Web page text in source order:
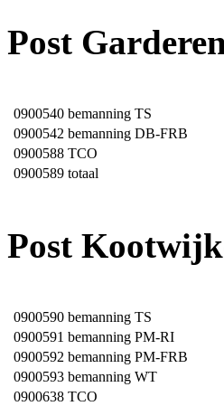
Post
0900540 bemanning TS
0900542 bemanning DB-FRB
0900588 TCO
0900589 totaal
Post
0900590 bemanning TS
0900591 bemanning PM-RI
0900592 bemanning PM-FRB
0900593 bemanning WT
0900638 TCO